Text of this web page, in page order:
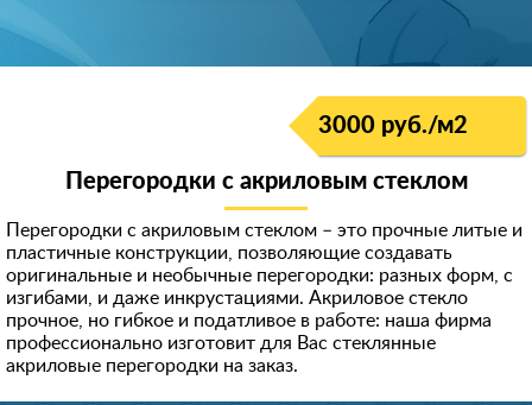
3000 руб./м2
Перегородки с акриловым стеклом
Перегородки с акриловым стеклом – это прочные литые и
пластичные конструкции, позволяющие создавать
оригинальные и необычные перегородки: разных форм, с
изгибами, и даже инкрустациями. Акриловое стекло
прочное, но гибкое и податливое в работе: наша фирма
профессионально изготовит для Вас стеклянные
акриловые перегородки на заказ.